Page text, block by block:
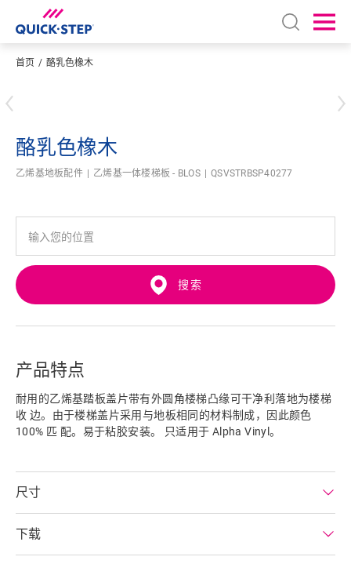
Open
首页 酪乳色橡木
酪乳色橡木
乙烯基地板配件 乙烯基一体楼梯板 - BLOS QSVSTRBSP40277
搜索
产品特点
耐用的乙烯基踏板盖片带有外圆角楼梯凸缘可干净利落地为楼梯
收 边。由于楼梯盖片采用与地板相同的材料制成，因此颜色
100% 匹 配。易于粘胶安装。 只适用于 Alpha Vinyl。
尺寸
下载